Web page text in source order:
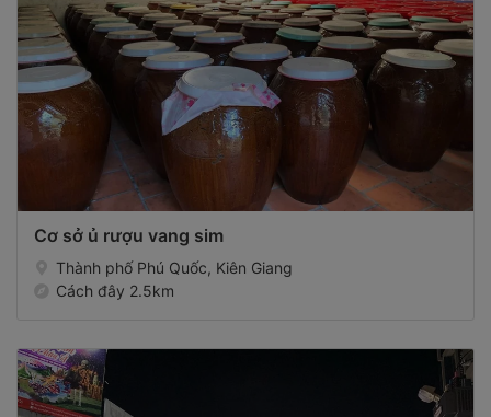
Cơ sở ủ rượu vang sim
Thành phố Phú Quốc, Kiên Giang
Cách đây 2.5km